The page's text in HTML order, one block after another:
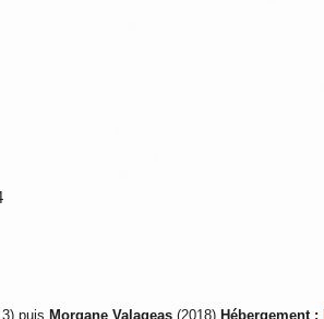
puis Morgane Valageas (2018) Hébergement :